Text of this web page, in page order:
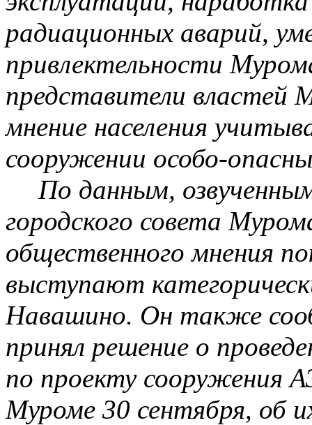
радиационных аварий,
привлектельности
представители властей
мнение населения
сооружении особо-
По данным,
городского совета
общественного мнения
выступают
Навашино. Он также
принял решение о
по проекту сооружения
Муроме 30 сентября, об